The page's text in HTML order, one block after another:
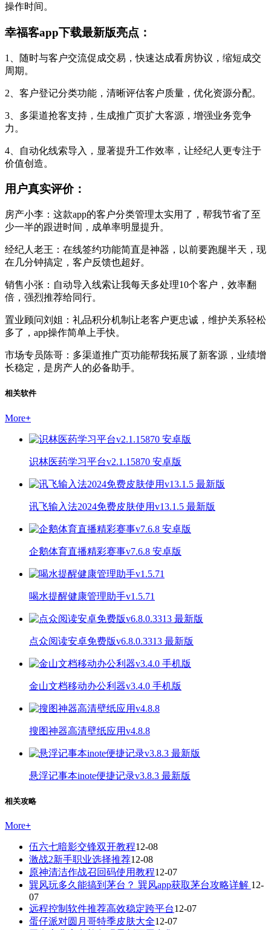
操作时间。
幸福客app下载最新版亮点：
1、随时与客户交流促成交易，快速达成看房协议，缩短成交
周期。
2、客户登记分类功能，清晰评估客户质量，优化资源分配。
3、多渠道抢客支持，生成推广页扩大客源，增强业务竞争
力。
4、自动化线索导入，显著提升工作效率，让经纪人更专注于
价值创造。
用户真实评价：
房产小李：这款app的客户分类管理太实用了，帮我节省了至
少一半的跟进时间，成单率明显提升。
经纪人老王：在线签约功能简直是神器，以前要跑腿半天，现
在几分钟搞定，客户反馈也超好。
销售小张：自动导入线索让我每天多处理10个客户，效率翻
倍，强烈推荐给同行。
置业顾问刘姐：礼品积分机制让老客户更忠诚，维护关系轻松
多了，app操作简单上手快。
市场专员陈哥：多渠道推广页功能帮我拓展了新客源，业绩增
长稳定，是房产人的必备助手。
相关软件
More+
识林医药学习平台v2.1.15870 安卓版
讯飞输入法2024免费皮肤使用v13.1.5 最新版
企鹅体育直播精彩赛事v7.6.8 安卓版
喝水提醒健康管理助手v1.5.71
点众阅读安卓免费版v6.8.0.3313 最新版
金山文档移动办公利器v3.4.0 手机版
搜图神器高清壁纸应用v4.8.8
悬浮记事本inote便捷记录v3.8.3 最新版
相关攻略
More+
伍六七暗影交锋双开教程12-08
激战2新手职业选择推荐12-08
原神清洁作战召回码使用教程12-07
巽风玩多久能搞到茅台？ 巽风app获取茅台攻略详解 12-
07
远程控制软件推荐高效稳定跨平台12-07
蛋仔派对圆月哥特季皮肤大全12-07